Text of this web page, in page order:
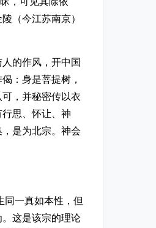
（今江苏南京）
的作风，开中国
：身是菩提树，
，并秘密传以衣
思、怀让、神
是为北宗。神会
一真如本性，但
这是该宗的理论